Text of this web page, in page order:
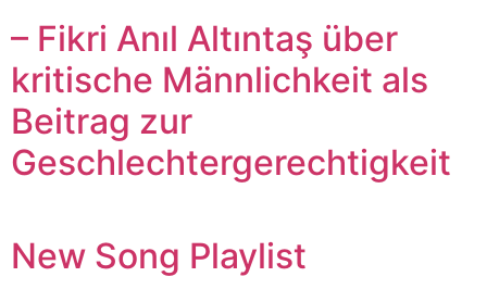
– Fikri Anıl Altıntaş über
kritische Männlichkeit als
Beitrag zur
Geschlechtergerechtigkeit
New Song Playlist